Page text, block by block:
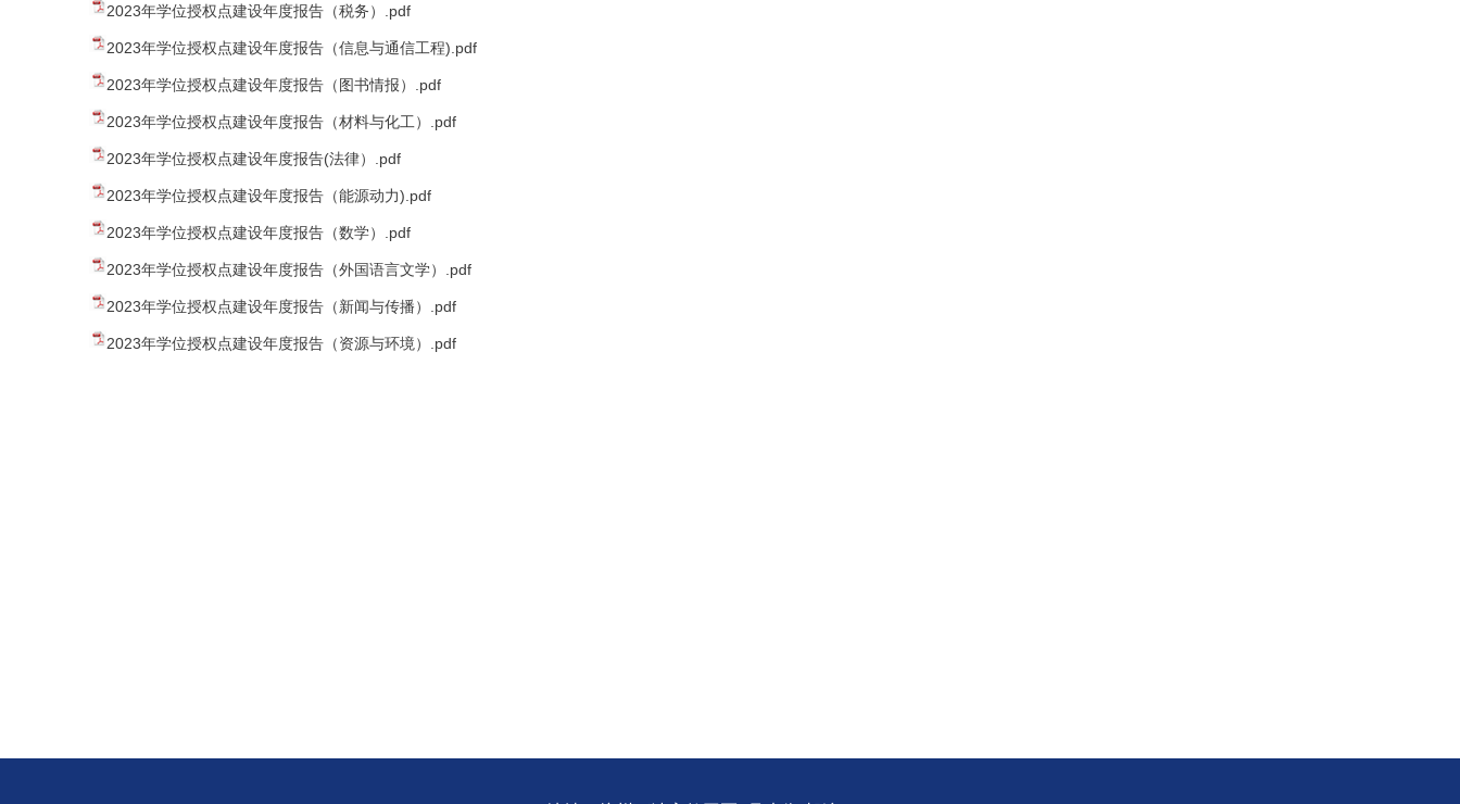
2023年学位授权点建设年度报告（税务）.pdf
2023年学位授权点建设年度报告（信息与通信工程).pdf
2023年学位授权点建设年度报告（图书情报）.pdf
2023年学位授权点建设年度报告（材料与化工）.pdf
2023年学位授权点建设年度报告(法律）.pdf
2023年学位授权点建设年度报告（能源动力).pdf
2023年学位授权点建设年度报告（数学）.pdf
2023年学位授权点建设年度报告（外国语言文学）.pdf
2023年学位授权点建设年度报告（新闻与传播）.pdf
2023年学位授权点建设年度报告（资源与环境）.pdf